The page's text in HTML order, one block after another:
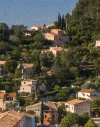
Exporter les lignes
Exporter toutes les
Exporter uniquement
Menu
<
>
Événements CPTS
AGENDA
?>